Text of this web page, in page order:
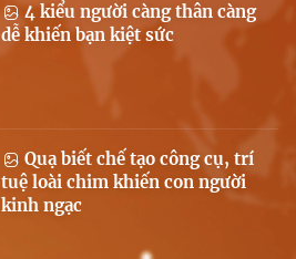
4 kiểu người càng thân càng
dễ khiến bạn kiệt sức
Quạ biết chế tạo công cụ, trí
tuệ loài chim khiến con người
kinh ngạc